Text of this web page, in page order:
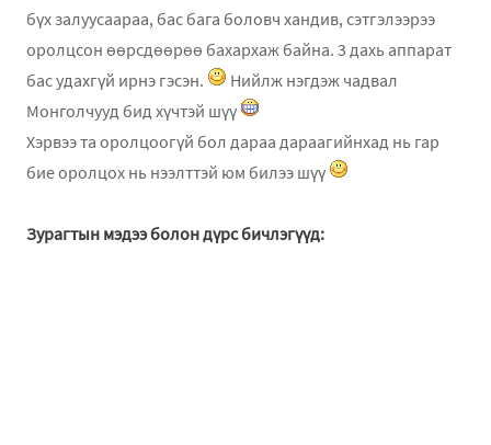
бүх залуусаараа, бас бага боловч хандив, сэтгэлээрээ
оролцсон өөрсдөөрөө бахархаж байна. 3 дахь аппарат
бас удахгүй ирнэ гэсэн.
Нийлж нэгдэж чадвал
Монголчууд бид хүчтэй шүү
Хэрвээ та оролцоогүй бол дараа дараагийнхад нь гар
бие оролцох нь нээлттэй юм билээ шүү
Зурагтын мэдээ болон дүрс бичлэгүүд: